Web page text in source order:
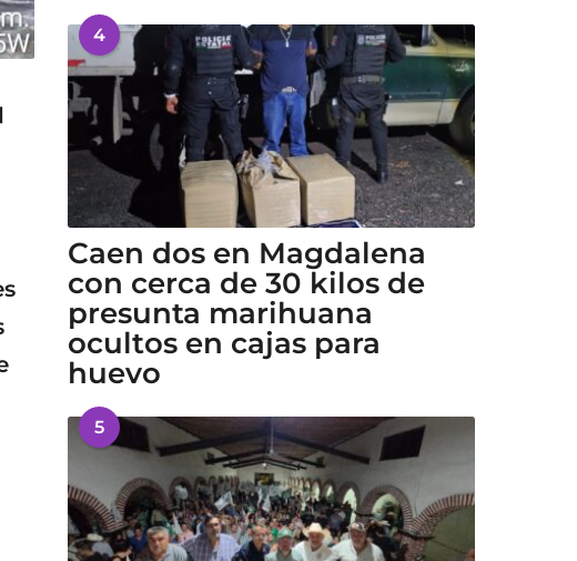
4
Caen dos en Magdalena
con cerca de 30 kilos de
presunta marihuana
ocultos en cajas para
huevo
5